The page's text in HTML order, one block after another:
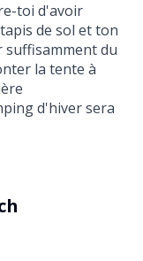
toi d'avoir
de sol et ton
suffisamment du
la tente à
d'hiver sera